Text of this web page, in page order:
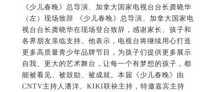
《少儿春晚》总导演、加拿大国家电视台台长龚晓华
（左）现场致辞 《少儿春晚》总导演、加拿大国家电
视台台长龚晓华在现场登台致辞，感谢家长、孩子和
各界朋友亲临支持。他表示，电视台将继续用心打造
更多高质量青少年品牌节目，为孩子们提供更多展示
自我、更大的艺术舞台，让每一个有梦想的孩子，都
能被看见、被鼓励、被成就。本届《少儿春晚》由
CNTV主持人潘洋、KIKI联袂主持，特邀嘉宾主持